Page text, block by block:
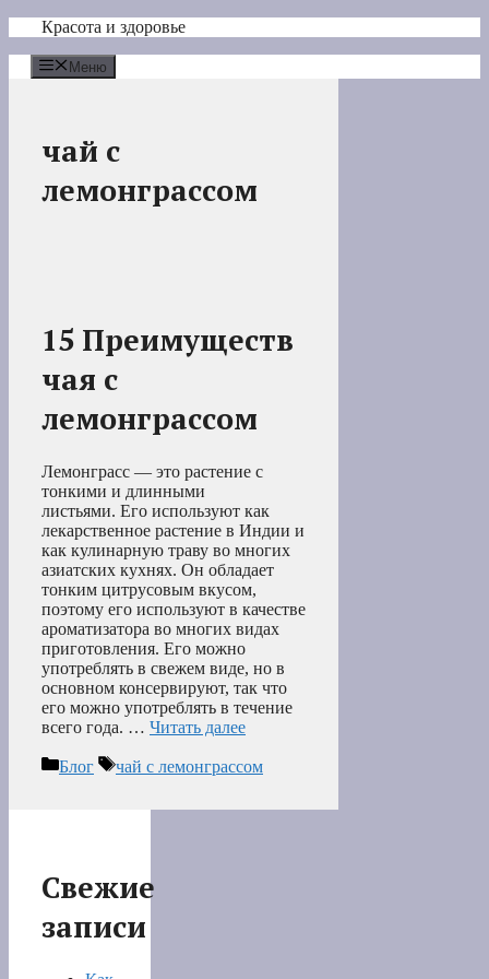
Перейти
содержимому
Красота и здоровье
Меню
чай с
лемонграссом
15 Преимуществ
чая с
лемонграссом
Лемонграсс — это растение с
тонкими и длинными
листьями. Его используют как
лекарственное растение в Индии и
как кулинарную траву во многих
азиатских кухнях. Он обладает
тонким цитрусовым вкусом,
поэтому его используют в качестве
ароматизатора во многих видах
приготовления. Его можно
употреблять в свежем виде, но в
основном консервируют, так что
его можно употреблять в течение
всего года. … Читать далее
Рубрики
Блог Метки
чай с лемонграссом
Свежие
записи